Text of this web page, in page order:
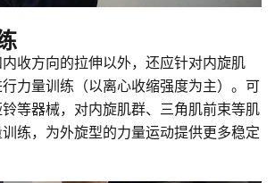
收方向的拉伸以外，还应针对内旋肌
力量训练（以离心收缩强度为主）。可
等器械，对内旋肌群、三角肌前束等肌
练，为外旋型的力量运动提供更多稳定